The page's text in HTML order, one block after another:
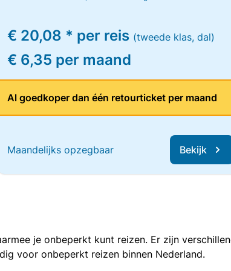
€ 20,08 * per reis (tweede klas, dal)
€ 6,35 per maand
Al goedkoper dan één retourticket per maand
Maandelijks opzegbaar Bekijk
je onbeperkt kunt reizen. Er zijn
voor onbeperkt reizen binnen Nederland.